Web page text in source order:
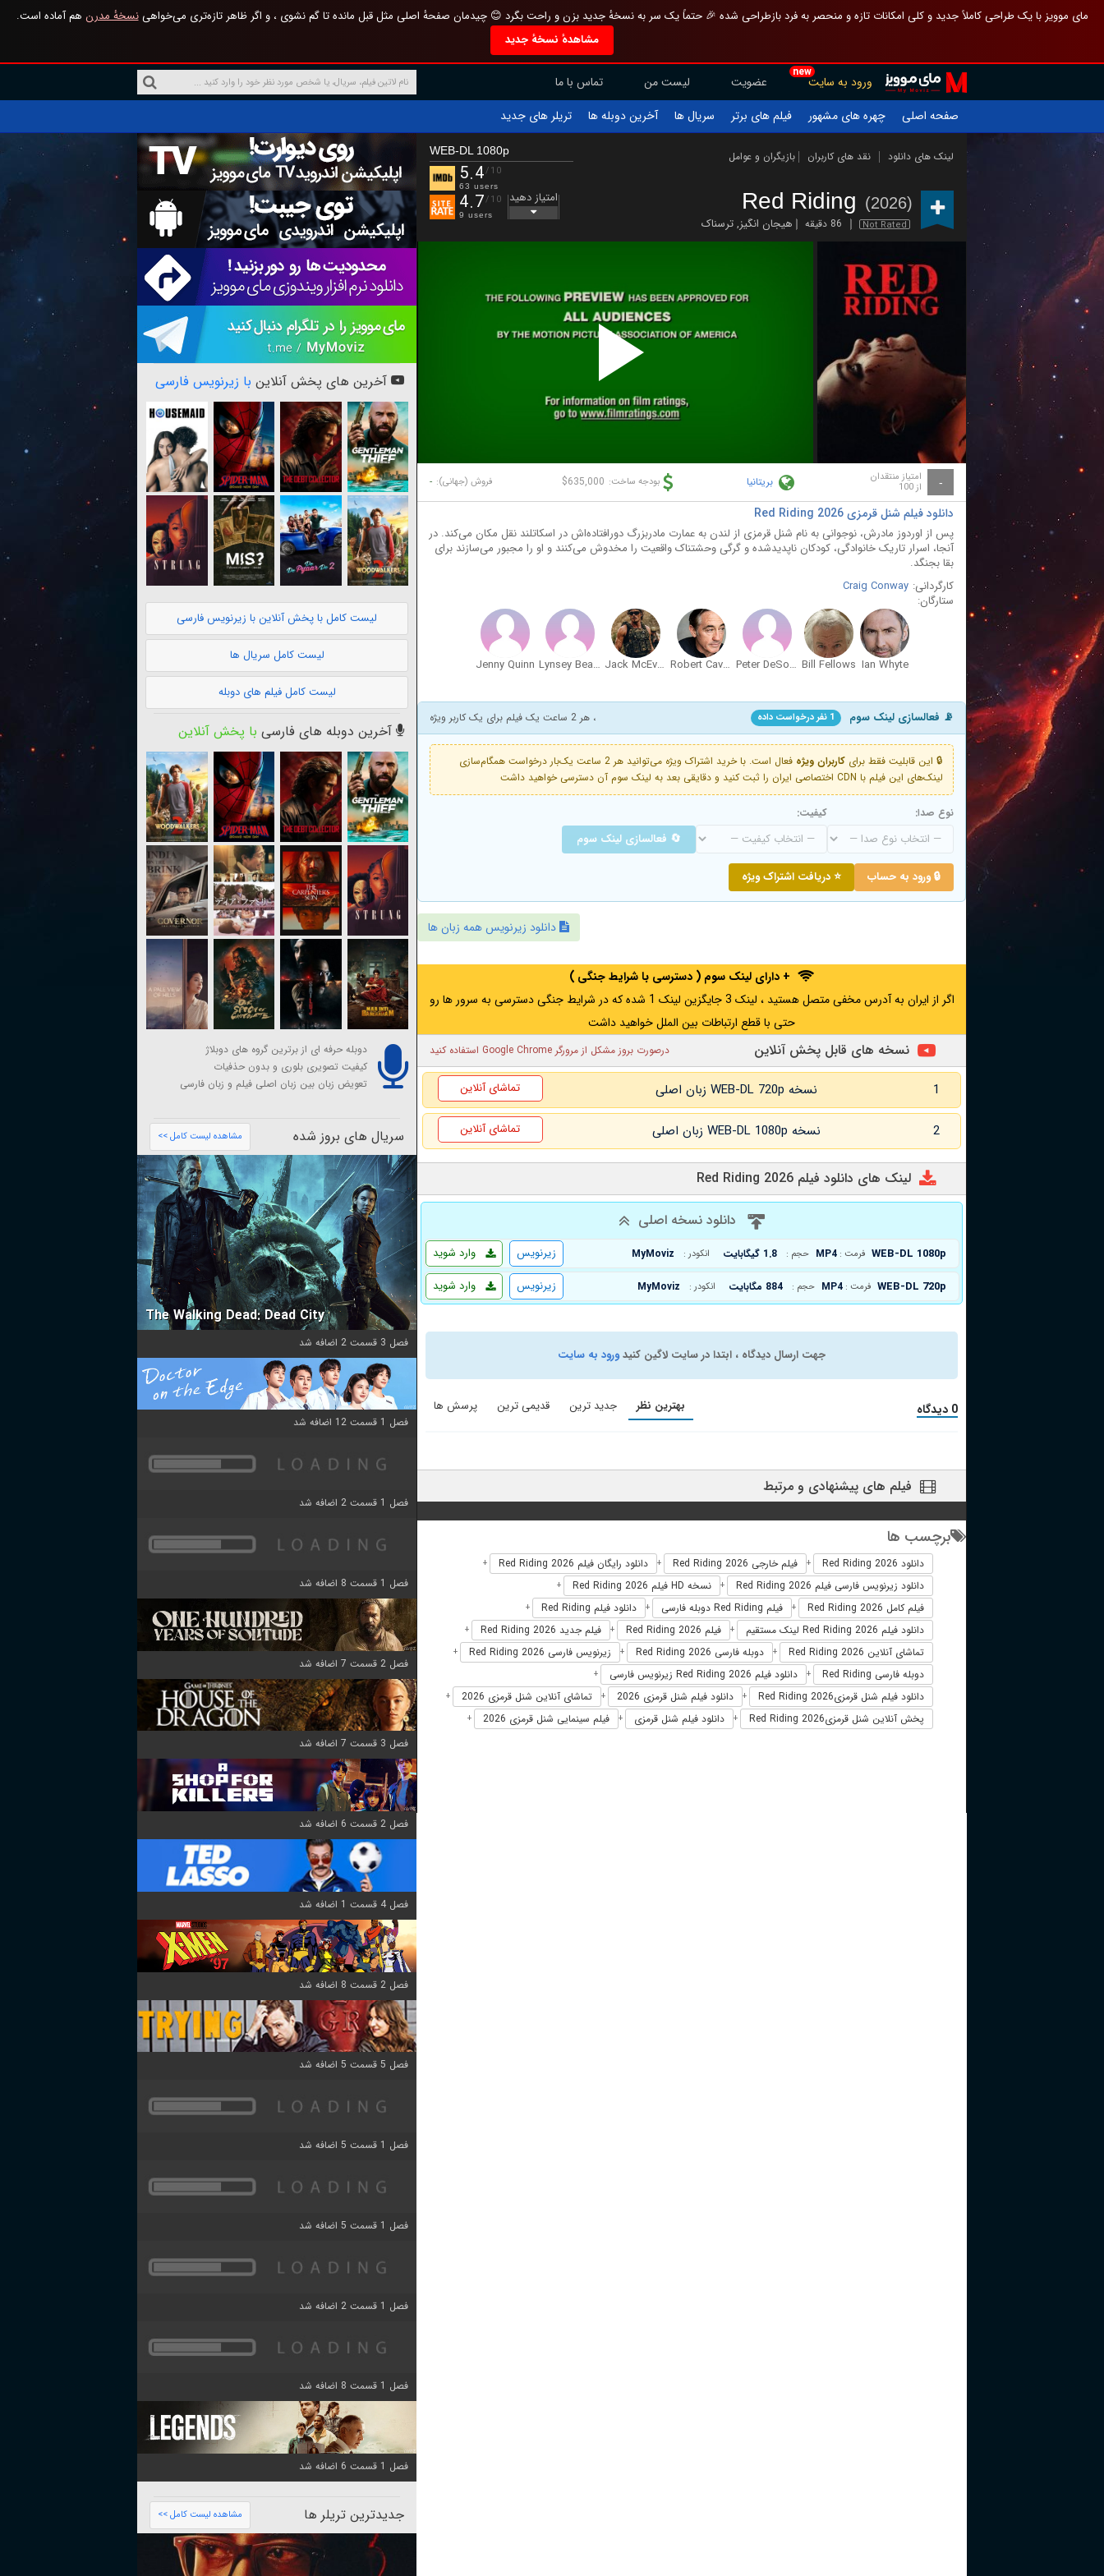
مای موویز با یک طراحی کاملاً جدید و کلی امکانات تازه و منحصر به فرد بازطراحی شده 🎉 حتماً یک سر به نسخهٔ جدید بزن و راحت بگرد 😊 چیدمان صفحهٔ اصلی مثل قبل مانده تا گم نشوی ، و اگر ظاهر تازه‌تری می‌خواهینسخهٔ مدرن هم آماده است.
مشاهدهٔ نسخهٔ جدید
new
ورود به سایت عضویت لیست من
تماس با ما
صفحه اصلی
چهره های مشهور فیلم های برتر سریال ها آخرین دوبله ها تریلر های جدید
لینک های دانلود نقد های کاربران بازیگران و عوامل
Red Riding (2026)
Not Rated 86 دقیقه هیجان انگیز,ترسناک
WEB-DL 1080p
5.4/10
63 users
4.7/10
9 users
امتیاز دهید
Play
Video
- امتیاز منتقدان
از 100 بریتانیا بودجه ساخت: $635,000 فروش (جهانی): -
دانلود فیلم شنل قرمزی Red Riding 2026
پس از اوردوز مادرش، نوجوانی به نام شنل قرمزی از لندن به عمارت مادربزرگ دورافتاده‌اش در اسکاتلند نقل مکان می‌کند. در
آنجا، اسرار تاریک خانوادگی، کودکان ناپدیدشده و گرگی وحشتناک واقعیت را مخدوش می‌کنند و او را مجبور می‌سازند برای
بقا بجنگد.
کارگردانی: Craig Conway
ستارگان:
Ian Whyte
Bill Fellows
Peter DeSouza-Feighoney
Robert Cavanah
Jack McEvoy
Lynsey Beauchamp
Jenny Quinn
📡 فعالسازی لینک سوم 1 نفر درخواست داده ، هر 2 ساعت یک فیلم برای یک کاربر ویژه
🔒 این قابلیت فقط برای کاربران ویژه
فعال است. با خرید اشتراک ویژه می‌توانید هر 2 ساعت یک‌بار درخواست همگام‌سازی
لینک‌های این فیلم با CDN اختصاصی ایران را ثبت کنید و دقایقی بعد به لینک سوم آن دسترسی خواهید داشت
نوع صدا: کیفیت:
🔄 فعالسازی لینک سوم
🔒 ورود به حساب ⭐ دریافت اشتراک ویژه
دانلود زیرنویس همه زبان ها
+ دارای لینک سوم ( دسترسی با شرایط جنگی )
اگر از ایران به آدرس مخفی متصل هستید ، لینک 3 جایگزین لینک 1 شده که در شرایط جنگی دسترسی به سرور ها رو
حتی با قطع ارتباطات بین الملل خواهید داشت
نسخه های قابل پخش آنلاین درصورت بروز مشکل از مرورگر Google Chrome استفاده کنید
1 نسخه WEB-DL 720p زبان اصلی تماشای آنلاین
2 نسخه WEB-DL 1080p زبان اصلی تماشای آنلاین
لینک های دانلود فیلم Red Riding 2026
دانلود نسخه اصلی
WEB-DL 1080p فرمت : MP4 حجم : 1.8 گیگابایت انکودر : MyMoviz وارد شوید
زیرنویس
WEB-DL 720p فرمت : MP4 حجم : 884 مگابایت انکودر : MyMoviz وارد شوید زیرنویس
جهت ارسال دیدگاه ، ابتدا در سایت لاگین کنیدورود به سایت
0 دیدگاه بهترین نظر جدید ترین قدیمی ترین پرسش ها
فیلم های پیشنهادی و مرتبط
برچسب ها
دانلود Red Riding 2026 + فیلم خارجی Red Riding 2026 + دانلود رایگان فیلم Red Riding 2026 +
دانلود زیرنویس فارسی فیلم Red Riding 2026 + نسخه HD فیلم Red Riding 2026 +
فیلم کامل Red Riding 2026 + فیلم Red Riding دوبله فارسی + دانلود فیلم Red Riding +
دانلود فیلم Red Riding 2026 لینک مستقیم + فیلم Red Riding 2026 + فیلم جدید Red Riding 2026 +
تماشای آنلاین Red Riding 2026 + دوبله فارسی Red Riding 2026 + زیرنویس فارسی Red Riding 2026 +
دوبله فارسی Red Riding + دانلود فیلم Red Riding 2026 زیرنویس فارسی +
دانلود فیلم شنل قرمزیRed Riding 2026 + دانلود فیلم شنل قرمزی 2026 + تماشای آنلاین شنل قرمزی 2026 +
پخش آنلاین شنل قرمزیRed Riding 2026 + دانلود فیلم شنل قرمزی + فیلم سینمایی شنل قرمزی 2026 +
آخرین های پخش آنلاین با زیرنویس فارسی
لیست کامل با پخش آنلاین با زیرنویس فارسی
لیست کامل سریال ها
لیست کامل فیلم های دوبله
آخرین دوبله های فارسی با پخش آنلاین
دوبله حرفه ای از برترین گروه های دوبلاژ
کیفیت تصویری بلوری و بدون حذفیات
تعویض زبان بین زبان اصلی فیلم و زبان فارسی
سریال های بروز شده مشاهده لیست کامل >>
The Walking Dead: Dead City
فصل 3 قسمت 2 اضافه شد
فصل 1 قسمت 12 اضافه شد
فصل 1 قسمت 2 اضافه شد
فصل 1 قسمت 8 اضافه شد
فصل 2 قسمت 7 اضافه شد
فصل 3 قسمت 7 اضافه شد
فصل 2 قسمت 6 اضافه شد
فصل 4 قسمت 1 اضافه شد
فصل 2 قسمت 8 اضافه شد
فصل 5 قسمت 5 اضافه شد
فصل 1 قسمت 5 اضافه شد
فصل 1 قسمت 5 اضافه شد
فصل 1 قسمت 2 اضافه شد
فصل 1 قسمت 8 اضافه شد
فصل 1 قسمت 6 اضافه شد
جدیدترین تریلر ها مشاهده لیست کامل >>